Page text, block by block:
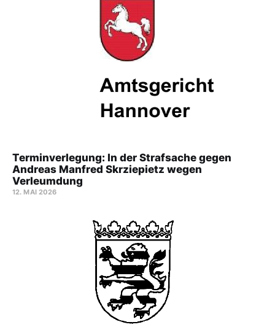
Terminverlegung: In der Strafsache gegen
Andreas Manfred Skrziepietz wegen
Verleumdung
12. MAI 2026